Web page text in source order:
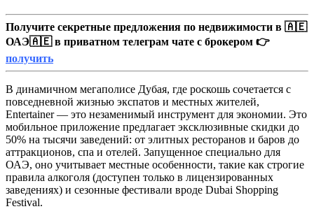
Получите секретные предложения по недвижимости в 🇦🇪
ОАЭ🇦🇪 в приватном телеграм чате с брокером 👉
получить
В динамичном мегаполисе Дубая, где роскошь сочетается с
повседневной жизнью экспатов и местных жителей,
Entertainer — это незаменимый инструмент для экономии. Это
мобильное приложение предлагает эксклюзивные скидки до
50% на тысячи заведений: от элитных ресторанов и баров до
аттракционов, спа и отелей. Запущенное специально для
ОАЭ, оно учитывает местные особенности, такие как строгие
правила алкоголя (доступен только в лицензированных
заведениях) и сезонные фестивали вроде Dubai Shopping
Festival.